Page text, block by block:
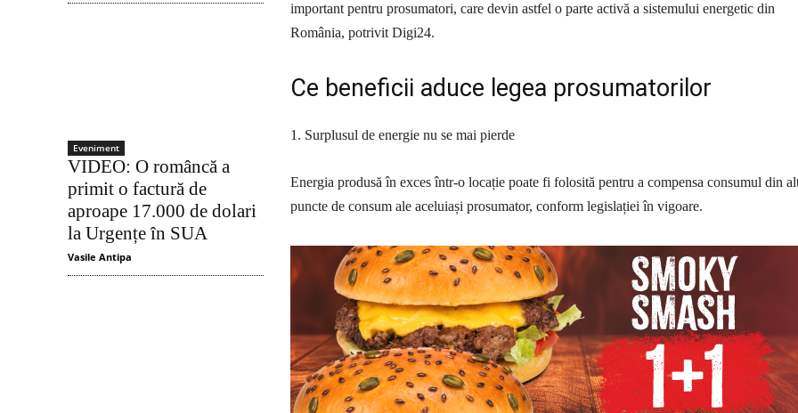
Eveniment
VIDEO: O româncă a
primit o factură de
aproape 17.000 de dolari
la Urgențe în SUA
Vasile Antipa
important pentru prosumatori, care devin astfel o parte activă a sistemului energetic din
România, potrivit Digi24.
Ce beneficii aduce legea prosumatorilor
1. Surplusul de energie nu se mai pierde
Energia produsă în exces într-o locație poate fi folosită pentru a compensa consumul din
puncte de consum ale aceluiași prosumator, conform legislației în vigoare.